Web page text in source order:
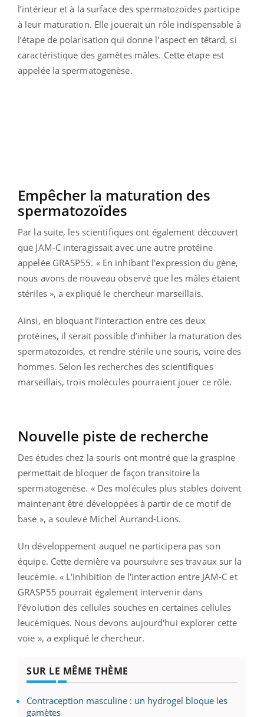
l’intérieur et à la surface des spermatozoïdes participe
à leur maturation. Elle jouerait un rôle indispensable à
l’étape de polarisation qui donne l’aspect en têtard, si
caractéristique des gamètes mâles. Cette étape est
appelée la spermatogenèse.
Empêcher la maturation des
spermatozoïdes
Par la suite, les scientifiques ont également découvert
que JAM-C interagissait avec une autre protéine
appelée GRASP55. « En inhibant l’expression du gène,
nous avons de nouveau observé que les mâles étaient
stériles », a expliqué le chercheur marseillais.
Ainsi, en bloquant l’interaction entre ces deux
protéines, il serait possible d’inhiber la maturation des
spermatozoïdes, et rendre stérile une souris, voire des
hommes. Selon les recherches des scientifiques
marseillais, trois molécules pourraient jouer ce rôle.
Nouvelle piste de recherche
Des études chez la souris ont montré que la graspine
permettait de bloquer de façon transitoire la
spermatogenèse. « Des molécules plus stables doivent
maintenant être développées à partir de ce motif de
base », a soulevé Michel Aurrand-Lions.
Un développement auquel ne participera pas son
équipe. Cette dernière va poursuivre ses travaux sur la
leucémie. « L'inhibition de l'interaction entre JAM-C et
GRASP55 pourrait également intervenir dans
l’évolution des cellules souches en certaines cellules
leucémiques. Nous devons aujourd'hui explorer cette
voie », a expliqué le chercheur.
SUR LE MÊME THÈME
Contraception masculine : un hydrogel bloque les
gamètes